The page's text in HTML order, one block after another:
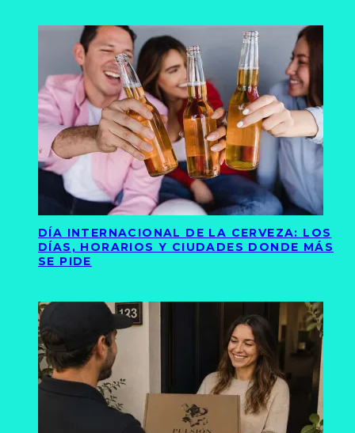
DÍA INTERNACIONAL DE LA CERVEZA: LOS
DÍAS, HORARIOS Y CIUDADES DONDE MÁS
SE PIDE